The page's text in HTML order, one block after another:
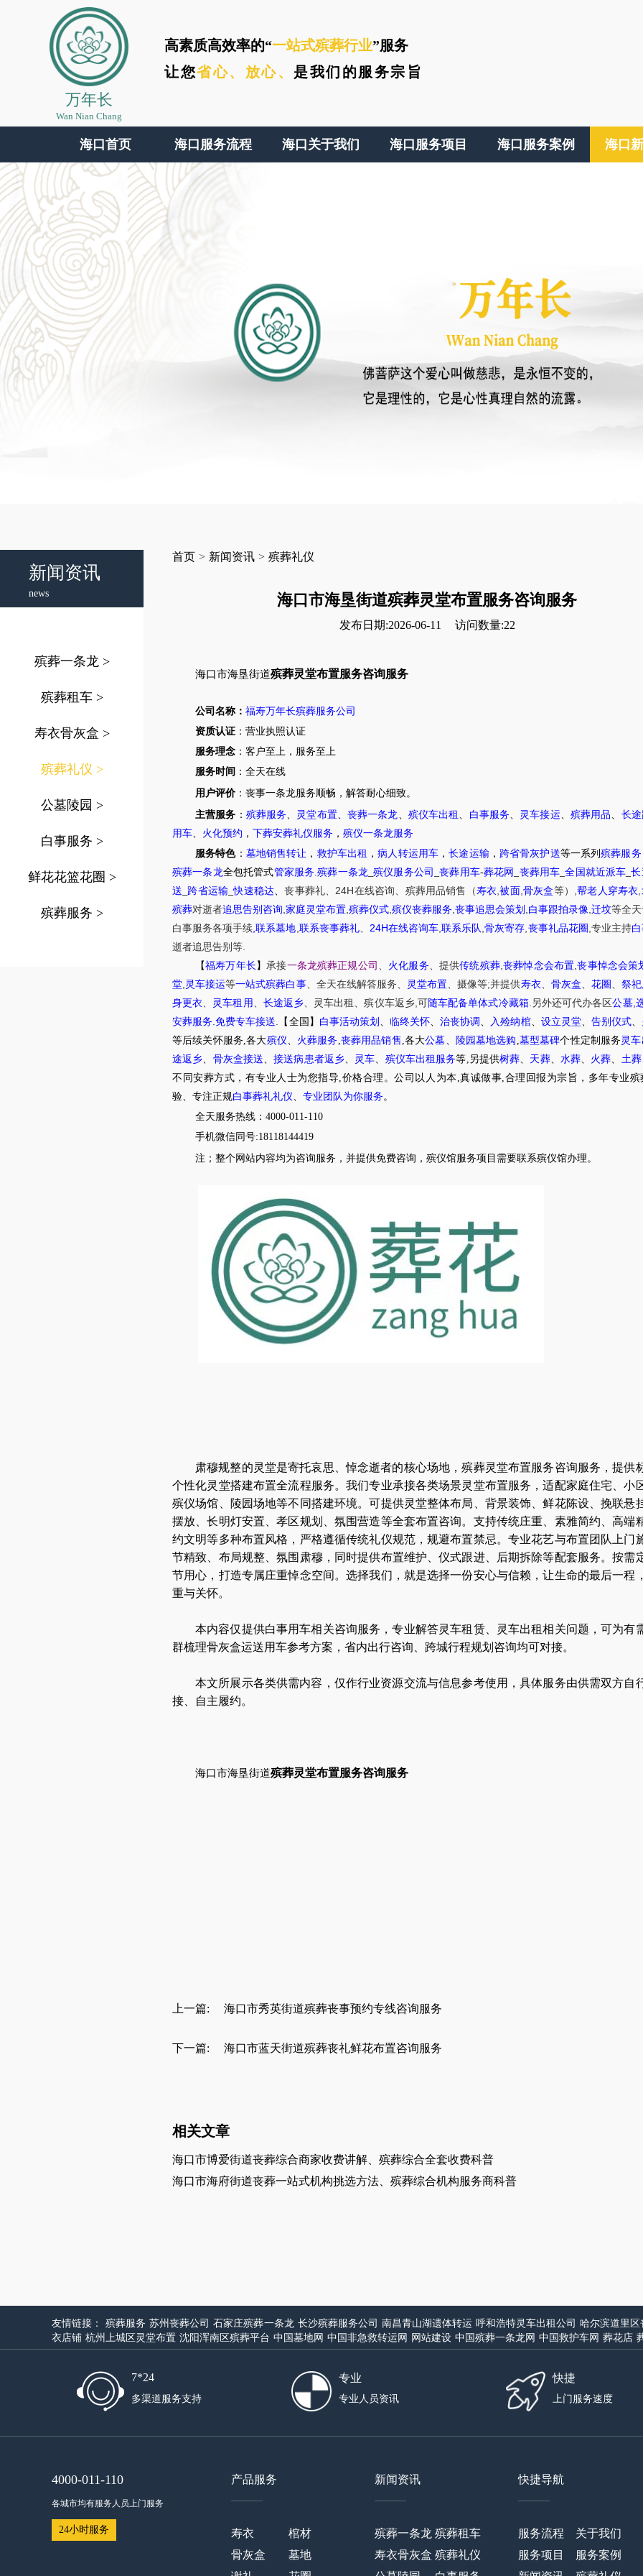
万年长
Wan Nian Chang
高素质高效率的“一站式殡葬行业”服务
让您省心、 放心、 是我们的服务宗旨
海口首页 海口服务流程 海口关于我们 海口服务项目 海口服务案例 海口
新闻资讯
news
殡葬一条龙 >
殡葬租车 >
寿衣骨灰盒 >
殡葬礼仪 >
公墓陵园 >
白事服务 >
鲜花花篮花圈 >
殡葬服务 >
首页 > 新闻资讯 > 殡葬礼仪
海口市海垦街道殡葬灵堂布置服务咨询服务
发布日期:2026-06-11 访问数量:22
海口市海垦街道殡葬灵堂布置服务咨询服务
公司名称： 福寿万年长殡葬服务公司
资质认证 ：营业执照认证
服务理念 ：客户至上，服务至上
服务时间 ：全天在线
用户评价：丧事一条龙服务顺畅，解答耐心细致。
主营服务 ： 殡葬服务 灵堂布置、 丧葬一条龙 殡仪车出租 白事服务 灵车接运 殡葬用品
长
用车
火化预约 ， 下葬安葬礼仪服务 ， 殡仪一条龙服务
服务特色： 墓地销售转让 ， 救护车出租 ，病人转运用车 ，长途运输， 跨省骨灰护送等一系列殡葬服务
殡葬一条龙全包托管式管家服务 .殡葬一条龙 _殡仪服务公司 _丧葬用车-葬花网 丧葬用车 _全国就近派车 _长
送 _跨省运输 _快速稳达 、丧事葬礼 24H在线咨询 殡葬用品销售 （寿衣 ,被面, 骨灰盒等） ,帮老人穿寿衣
殡葬对逝者追思告别咨询 家庭灵堂布置 殡葬仪式 殡仪丧葬服务 丧事追思会策划 白事跟拍录像 迁坟等全天
白事服务各项手续 ,联系墓地 联系丧事葬礼、 24H在线咨询车 ,联系乐队 ,骨灰寄存 丧事礼品花圈 专业主持
逝者追思告别等
【福寿万年长 】承接一条龙殡葬正规公司 火化服务 、提供传统殡葬, 丧葬悼念会布置 ,丧事悼念会策
堂 灵车接运等一站式殡葬白事、 全天在线解答服务 灵堂布置 、摄像等;并提供寿衣、 骨灰盒 花圈 祭
身更衣
灵车租用 长途返乡 灵车出租 、殡仪车返乡, 可 随车配备单体式冷藏箱. 另外还可代办各区公墓,
安葬服务 .免费专车接送 【全国】 白事活动策划 临终关怀 、治丧协调 入殓纳棺、 设立灵堂、 告别仪式
等后续关怀服务,各大殡仪 火葬服务 丧葬用品销售 ,各大公墓 陵园墓地选购 墓型墓碑个性定制服务 灵车
途返乡
骨灰盒接送 、接送病患者返乡 灵车 殡仪车出租服务等,另提供树葬 天葬、 水葬 火葬 土葬
不同安葬方式，有专业人士为您指导,价格合理。公司以人为本,真诚做事,合理回报为宗旨，多年专业殡
验、专注正规白事葬礼礼仪 专业团队为你服务 。
全天服务热线：4000-011-110
手机微信同号:18118144419
注；整个网站内容均为咨询服务，并提供免费咨询，殡仪馆服务项目需要联系殡仪馆办理。
肃穆规整的灵堂是寄托哀思、悼念逝者的核心场地，殡葬灵堂布置服务咨询服务，提供
个性化灵堂搭建布置全流程服务。我们专业承接各类场景灵堂布置服务，适配家庭住宅、小
殡仪场馆、陵园场地等不同搭建环境。可提供灵堂整体布局、背景装饰、鲜花陈设、挽联悬
摆放、长明灯安置、孝区规划、氛围营造等全套布置咨询。支持传统庄重、素雅简约、高端
约文明等多种布置风格，严格遵循传统礼仪规范，规避布置禁忌。专业花艺与布置团队上门
节精致、布局规整、氛围肃穆，同时提供布置维护、仪式跟进、后期拆除等配套服务。按需
节用心，打造专属庄重悼念空间。选择我们，就是选择一份安心与信赖，让生命的最后一程
重与关怀。
本内容仅提供白事用车相关咨询服务，专业解答灵车租赁、灵车出租相关问题，可为有
群梳理骨灰盒运送用车参考方案，省内出行咨询、跨城行程规划咨询均可对接。
本文所展示各类供需内容，仅作行业资源交流与信息参考使用，具体服务由供需双方自
接、自主履约。
海口市海垦街道殡葬灵堂布置服务咨询服务
上一篇: 海口市秀英街道殡葬丧事预约专线咨询服务
下一篇: 海口市蓝天街道殡葬丧礼鲜花布置咨询服务
相关文章
海口市博爱街道丧葬综合商家收费讲解、殡葬综合全套收费科普
海口市海府街道丧葬一站式机构挑选方法、殡葬综合机构服务商科普
友情链接： 殡葬服务 苏州丧葬公司 石家庄殡葬一条龙 长沙殡葬服务公司 南昌青山湖遗体转运 呼和浩特灵车出租公司 哈尔滨道里区
衣店铺 杭州上城区灵堂布置 沈阳浑南区殡葬平台 中国墓地网 中国非急救转运网 网站建设 中国殡葬一条龙网 中国救护车网 葬花店
7*24
多渠道服务支持
专业
专业人员资讯
快捷
上门服务速度
4000-011-110
各城市均有服务人员上门服务
24小时服务
产品服务
——
寿衣
棺材
骨灰盒
墓地
新闻资讯
——
殡葬一条龙 殡葬租车
寿衣骨灰盒 殡葬礼仪
快捷导航
——
服务流程
关于我们
服务项目
服务案例